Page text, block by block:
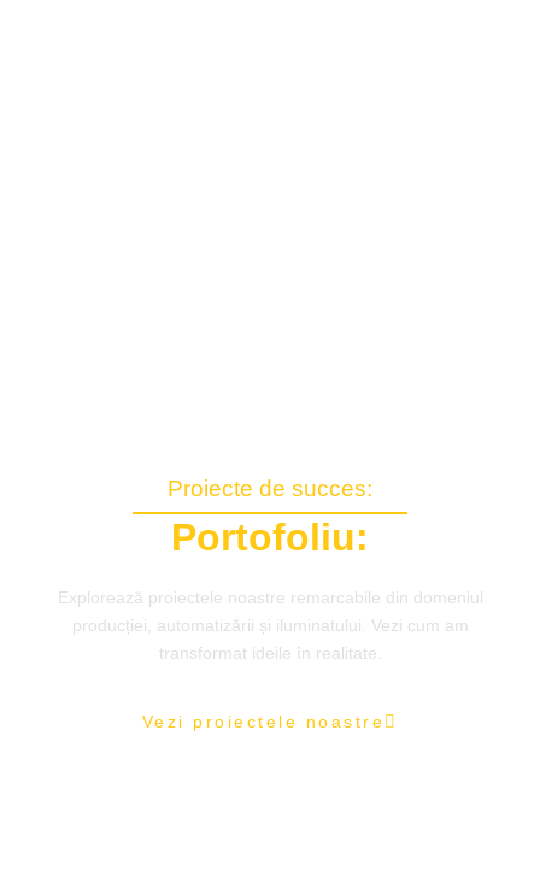
Proiecte de succes:
Portofoliu:
Explorează proiectele noastre remarcabile din domeniul
producției, automatizării și iluminatului. Vezi cum am
transformat ideile în realitate.
Vezi proiectele noastre